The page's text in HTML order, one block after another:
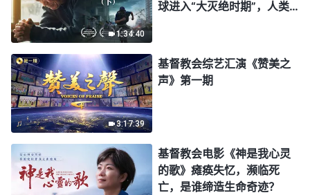
1:34:40
球进入“大灭绝时期”，人类
3:17:39
基督教会综艺汇演《赞美之
声》第一期
基督教会电影《神是我心灵
的歌》瘫痪失忆，濒临死
亡，是谁缔造生命奇迹？